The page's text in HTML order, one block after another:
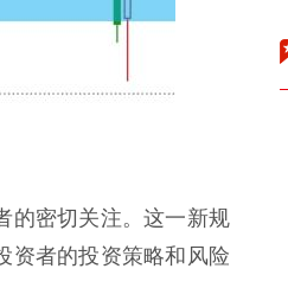
的密切关注。这一新规
资者的投资策略和风险